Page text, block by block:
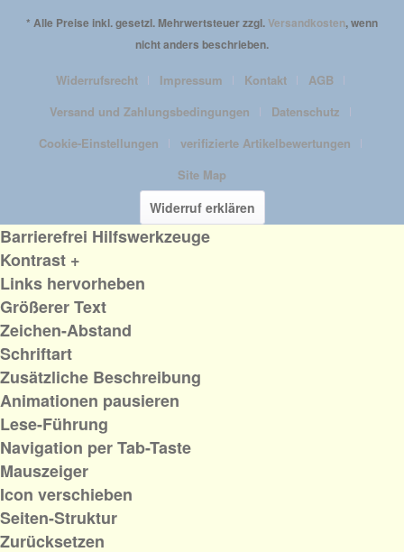
* Alle Preise inkl. gesetzl. Mehrwertsteuer zzgl.Versandkosten, wenn
nicht anders beschrieben.
Widerrufsrecht Impressum Kontakt
AGB
Versand und Zahlungsbedingungen
Datenschutz
Cookie-Einstellungen
verifizierte Artikelbewertungen
Site Map
Widerruf erklären
Barrierefrei Hilfswerkzeuge
Kontrast +
Links hervorheben
Größerer Text
Zeichen-Abstand
Schriftart
Zusätzliche Beschreibung
Animationen pausieren
Lese-Führung
Navigation per Tab-Taste
Mauszeiger
Icon verschieben
Seiten-Struktur
Zurücksetzen